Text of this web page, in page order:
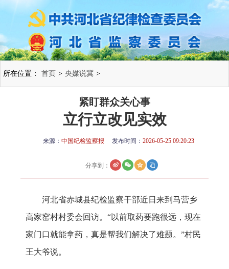
所在位置： 首页 > 央媒说冀 >
紧盯群众关心事
立行立改见实效
来源： 中国纪检监察报 发布时间： 2026-05-25 09:20:23
分享到：
河北省赤城县纪检监察干部近日来到马营乡
高家窑村村委会回访。“以前取药要跑很远，现在
家门口就能拿药，真是帮我们解决了难题。”村民
王大爷说。